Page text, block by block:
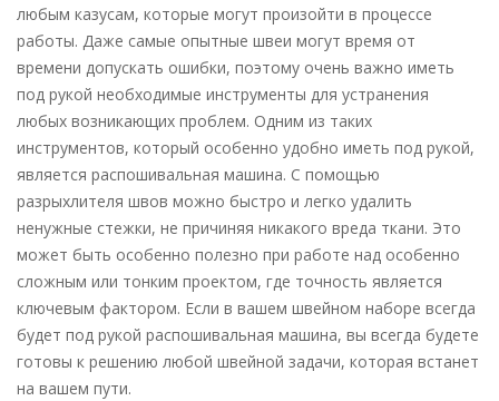
любым казусам, которые могут произойти в процессе
работы. Даже самые опытные швеи могут время от
времени допускать ошибки, поэтому очень важно иметь
под рукой необходимые инструменты для устранения
любых возникающих проблем. Одним из таких
инструментов, который особенно удобно иметь под рукой,
является распошивальная машина. С помощью
разрыхлителя швов можно быстро и легко удалить
ненужные стежки, не причиняя никакого вреда ткани. Это
может быть особенно полезно при работе над особенно
сложным или тонким проектом, где точность является
ключевым фактором. Если в вашем швейном наборе всегда
будет под рукой распошивальная машина, вы всегда будете
готовы к решению любой швейной задачи, которая встанет
на вашем пути.